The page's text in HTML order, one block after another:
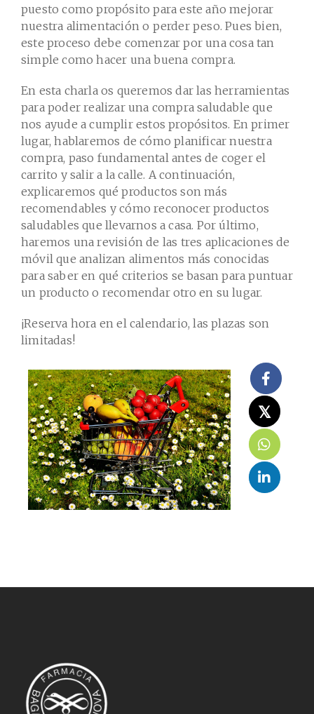
puesto como propósito para este año mejorar
nuestra alimentación o perder peso. Pues bien,
este proceso debe comenzar por una cosa tan
simple como hacer una buena compra.
En esta charla os queremos dar las herramientas
para poder realizar una compra saludable que
nos ayude a cumplir estos propósitos. En primer
lugar, hablaremos de cómo planificar nuestra
compra, paso fundamental antes de coger el
carrito y salir a la calle. A continuación,
explicaremos qué productos son más
recomendables y cómo reconocer productos
saludables que llevarnos a casa. Por último,
haremos una revisión de las tres aplicaciones de
móvil que analizan alimentos más conocidas
para saber en qué criterios se basan para puntuar
un producto o recomendar otro en su lugar.
¡Reserva hora en el calendario, las plazas son
limitadas!